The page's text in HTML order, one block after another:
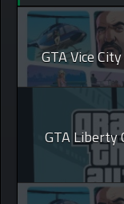
GTA Vice
GTA Liberty